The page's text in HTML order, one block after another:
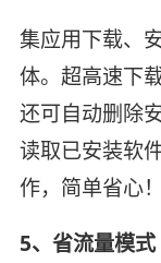
集应用下载、
体。超高速下
还可自动删除
读取已安装软
作，简单省心！
5、省流量模